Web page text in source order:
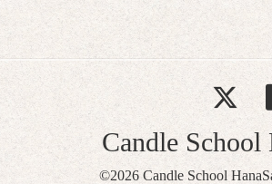
Candle
©2026 Candle School